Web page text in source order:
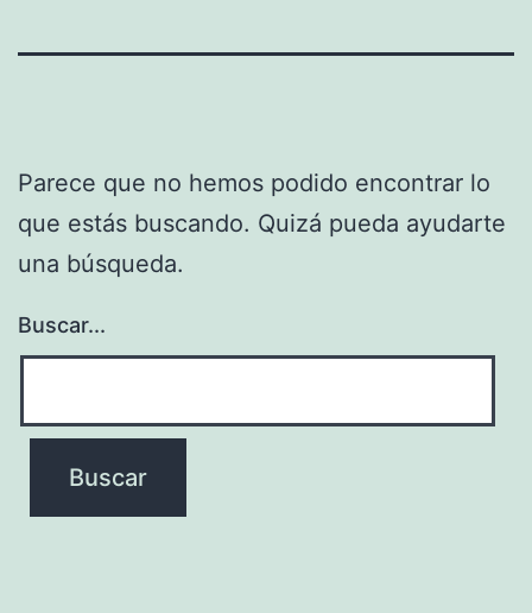
Parece que no hemos podido encontrar lo
que estás buscando. Quizá pueda ayudarte
una búsqueda.
Buscar...